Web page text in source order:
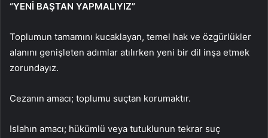
“YENİ BAŞTAN YAPMALIYIZ”
Toplumun tamamını kucaklayan, temel hak ve özgürlükler
alanını genişleten adımlar atılırken yeni bir dil inşa etmek
zorundayız.
Cezanın amacı; toplumu suçtan korumaktır.
Islahın amacı; hükümlü veya tutuklunun tekrar suç